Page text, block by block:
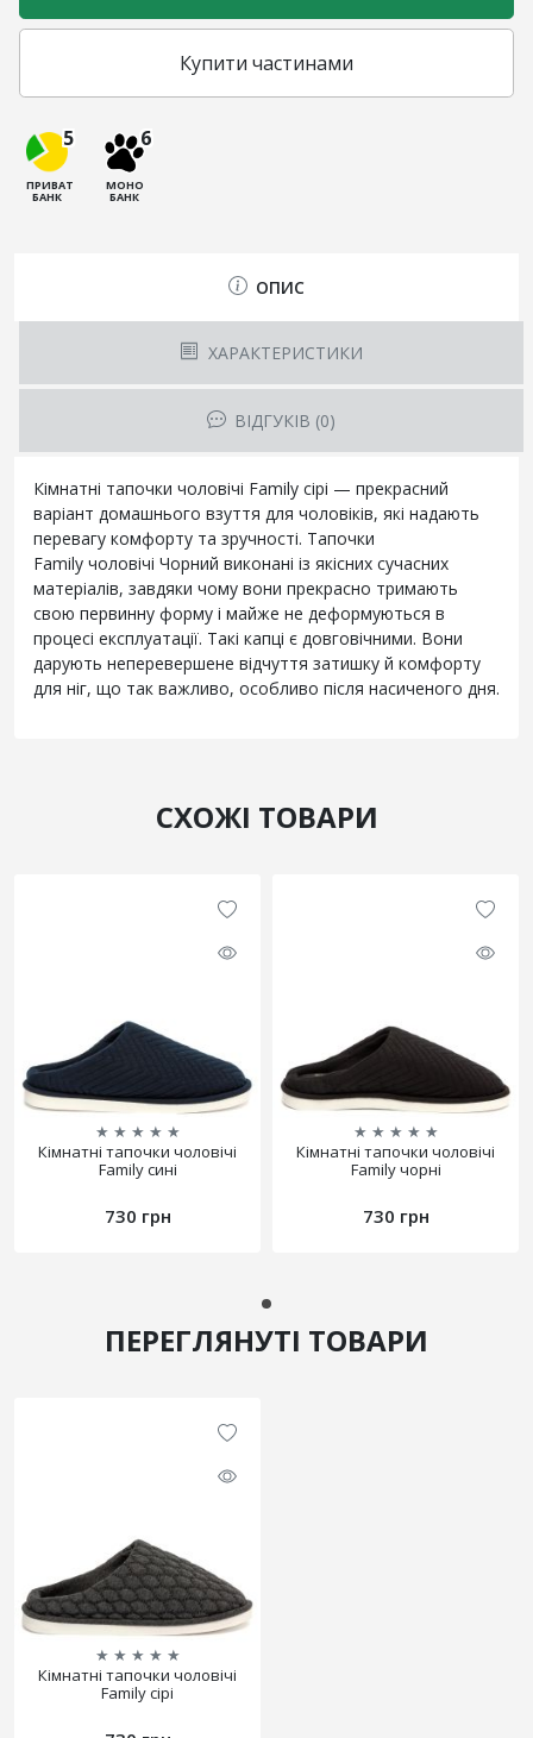
Купити частинами
5
ПРИВАТ
БАНК
6
МОНО
БАНК
ОПИС
ХАРАКТЕРИСТИКИ
ВІДГУКІВ (0)
Кімнатні тапочки чоловічі Family сірі — прекрасний
варіант домашнього взуття для чоловіків, які надають
перевагу комфорту та зручності. Тапочки
Family чоловічі Чорний виконані із якісних сучасних
матеріалів, завдяки чому вони прекрасно тримають
свою первинну форму і майже не деформуються в
процесі експлуатації. Такі капці є довговічними. Вони
дарують неперевершене відчуття затишку й комфорту
для ніг, що так важливо, особливо після насиченого дня.
СХОЖІ ТОВАРИ
★ ★ ★ ★ ★
Кімнатні тапочки чоловічі
Family сині
730 грн
★ ★ ★ ★ ★
Кімнатні тапочки чоловічі
Family чорні
730 грн
ПЕРЕГЛЯНУТІ ТОВАРИ
★ ★ ★ ★ ★
Кімнатні тапочки чоловічі
Family сірі